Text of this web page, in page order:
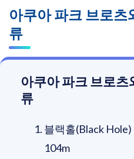
아쿠아 파크 브로츠
류
아쿠아 파크 브로츠
류
블랙홀(Black Hole)
104m